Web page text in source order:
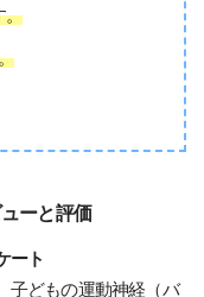
。
ーと評価
ート
子どもの運動神経（バ